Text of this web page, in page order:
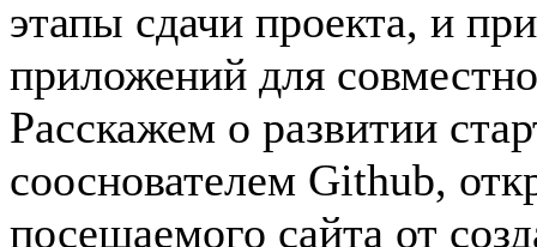
этапы сдачи проекта, и
приложений для
Расскажем о развитии
сооснователем Github,
посещаемого сайта от